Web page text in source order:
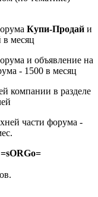
Купи-Продай и
в месяц
и объявление на
- 1500 в месяц
компании в разделе
части форума -